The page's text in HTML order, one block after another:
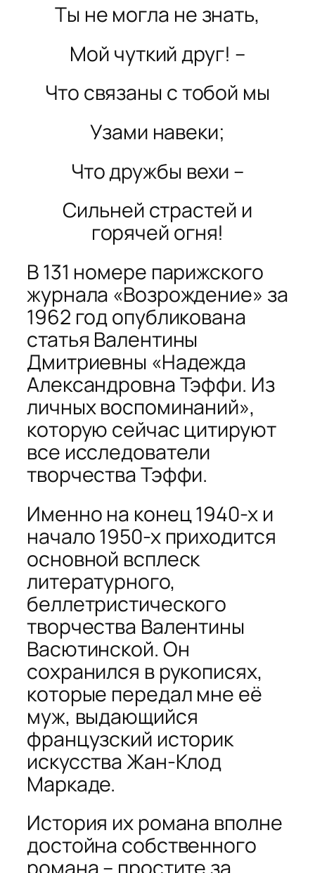
Ты не могла не знать,
Мой чуткий друг! –
Что связаны с тобой мы
Узами навеки;
Что дружбы вехи –
Сильней страстей и
горячей огня!
В 131 номере парижского
журнала «Возрождение» за
1962 год опубликована
статья Валентины
Дмитриевны «Надежда
Александровна Тэффи. Из
личных воспоминаний»,
которую сейчас цитируют
все исследователи
творчества Тэффи.
Именно на конец 1940-х и
начало 1950-х приходится
основной всплеск
литературного,
беллетристического
творчества Валентины
Васютинской. Он
сохранился в рукописях,
которые передал мне её
муж, выдающийся
французский историк
искусства Жан-Клод
Маркаде.
История их романа вполне
достойна собственного